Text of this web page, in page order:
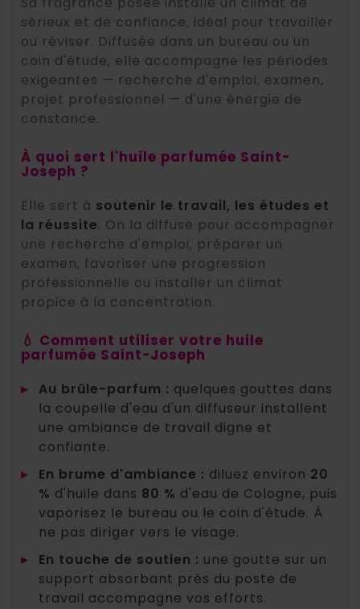
sérieux et de confiance, idéal pour travailler
ou réviser. Diffusée dans un bureau ou un
coin d'étude, elle accompagne les périodes
exigeantes — recherche d'emploi, examen,
projet professionnel — d'une énergie de
constance.
À quoi sert l'huile parfumée Saint-
Joseph ?
Elle sert à soutenir le travail, les études et
la réussite. On la diffuse pour accompagner
une recherche d'emploi, préparer un
examen, favoriser une progression
professionnelle ou installer un climat
propice à la concentration.
💧 Comment utiliser votre huile
parfumée Saint-Joseph
▸ Au brûle-parfum : quelques gouttes dans
la coupelle d'eau d'un diffuseur installent
une ambiance de travail digne et
confiante.
▸
En brume d'ambiance : diluez environ 20
% d'huile dans 80 % d'eau de Cologne, puis
vaporisez le bureau ou le coin d'étude. À
ne pas diriger vers le visage.
▸
En touche de soutien : une goutte sur un
support absorbant près du poste de
travail accompagne vos efforts.